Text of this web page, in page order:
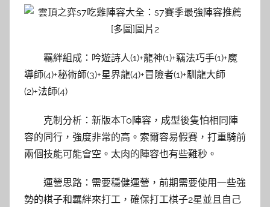
羈絆組成：吟遊詩人(1)+龍神(1)+竊法巧手(1)+魔
導師(4)+秘術師(3)+星界龍(4)+冒險者(1)+馴龍大師
(2)+法師(4)
克制分析：新版本T0陣容，成型後隻怕相同陣
容的同行，強度非常的高。索爾容易假賽，打重騎前
兩個技能可能會空。太肉的陣容也有些難秒。
運營思路：需要穩健運營，前期需要使用一些強
勢的棋子和羈絆來打工，確保打工棋子2星並且自己